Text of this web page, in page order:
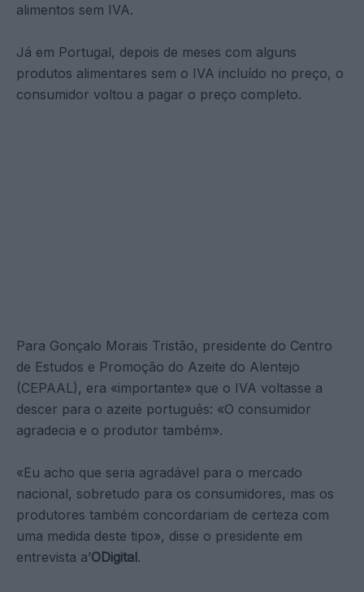
alimentos sem IVA.
Já em Portugal, depois de meses com alguns
produtos alimentares sem o IVA incluído no preço, o
consumidor voltou a pagar o preço completo.
Para Gonçalo Morais Tristão, presidente do Centro
de Estudos e Promoção do Azeite do Alentejo
(CEPAAL), era «importante» que o IVA voltasse a
descer para o azeite português: «O consumidor
agradecia e o produtor também».
«Eu acho que seria agradável para o mercado
nacional, sobretudo para os consumidores, mas os
produtores também concordariam de certeza com
uma medida deste tipo», disse o presidente em
entrevista a’ODigital.